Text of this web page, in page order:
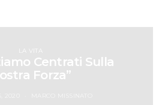
LA VITA
Centrati Sulla
Forza”